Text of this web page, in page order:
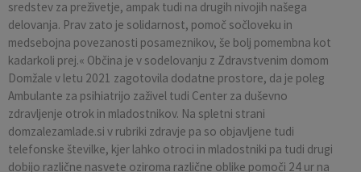
sredstev za preživetje, ampak tudi na drugih nivojih našega
delovanja. Prav zato je solidarnost, pomoč sočloveku in
medsebojna povezanosti posameznikov, še bolj pomembna kot
kadarkoli prej.« Občina je v sodelovanju z Zdravstvenim domom
Domžale v letu 2021 zagotovila dodatne prostore, da je poleg
Ambulante za psihiatrijo zaživel tudi Center za duševno
zdravljenje otrok in mladostnikov. Na spletni strani
domzalezamlade.si v rubriki zdravje pa so objavljene tudi
telefonske številke, kjer lahko otroci in mladostniki pa tudi drugi
dobijo različne nasvete oziroma različne oblike pomoči 24 ur na